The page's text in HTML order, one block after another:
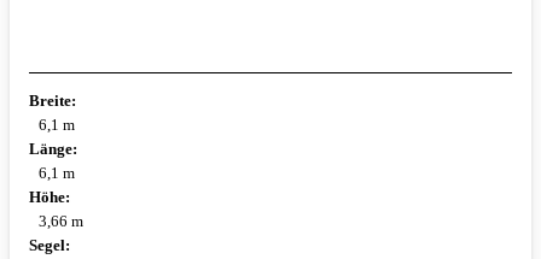
Breite:
6,1 m
Länge:
6,1 m
Höhe:
3,66 m
Segel: